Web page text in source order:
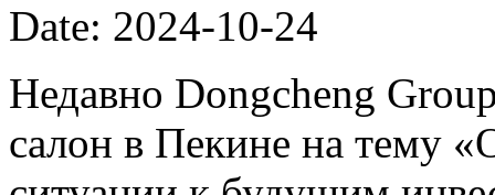
Date: 2024-10-24
Недавно Dongcheng
салон в Пекине на тему